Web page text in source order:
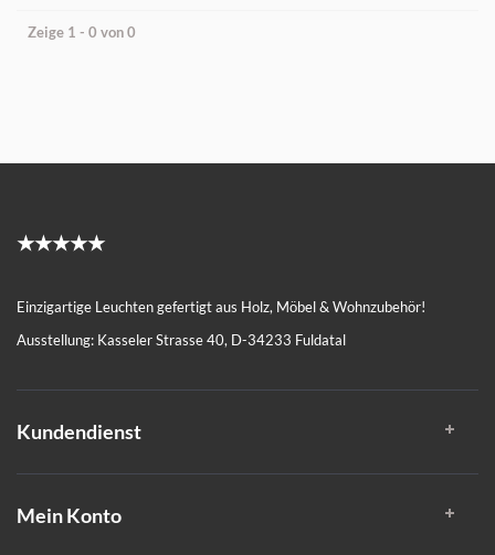
Zeige 1 - 0 von 0
★★★★★
Einzigartige Leuchten gefertigt aus Holz, Möbel & Wohnzubehör!
Ausstellung: Kasseler Strasse 40, D-34233 Fuldatal
Kundendienst
Mein Konto